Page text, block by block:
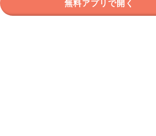
無料アプリで開く